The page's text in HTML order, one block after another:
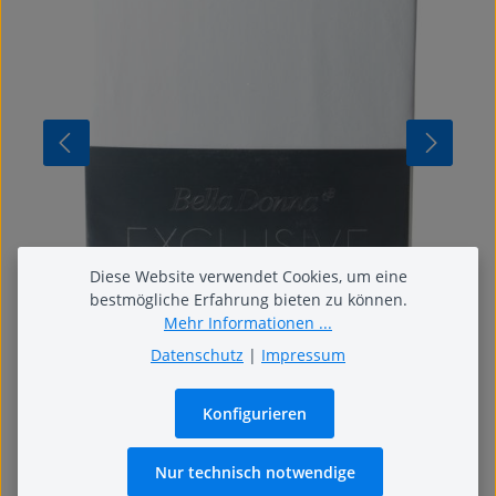
Bella Donna Exclusiv
Bella Donna Exklusiv – kompromisslos gut.
Hochwertiges Jersey-Spannbetttuch veredelt mit Aloe
Vera & Seidenprotein.
Diese Website verwendet Cookies, um eine
bestmögliche Erfahrung bieten zu können.
Mehr Informationen ...
Datenschutz | Impressum
Nur technisch notwendige
Konfigurieren